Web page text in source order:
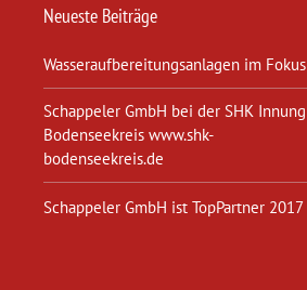
Neueste Beiträge
Wasseraufbereitungsanlagen im Fokus
Schappeler GmbH bei der SHK Innung
Bodenseekreis www.shk-
bodenseekreis.de
Schappeler GmbH ist TopPartner 2017